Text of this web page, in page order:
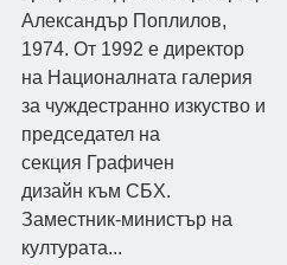
Александър Поплилов,
1974. От 1992 е директор
на Националната галерия
за чуждестранно изкуство и
председател на
секция Графичен
дизайн към СБХ.
Заместник-министър на
културата...